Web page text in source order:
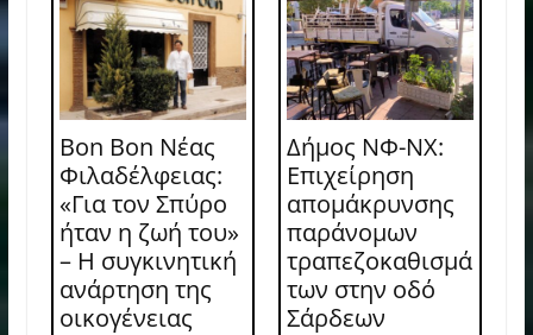
Bon Bon Νέας
Φιλαδέλφειας:
«Για τον Σπύρο
ήταν η ζωή του»
– Η συγκινητική
ανάρτηση της
οικογένειας
Δήμος ΝΦ-ΝΧ:
Επιχείρηση
απομάκρυνσης
παράνομων
τραπεζοκαθισμά
των στην οδό
Σάρδεων